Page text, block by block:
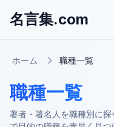
名言集.com
ホーム 職種一覧
職種一覧
著者・著名人を職種別に